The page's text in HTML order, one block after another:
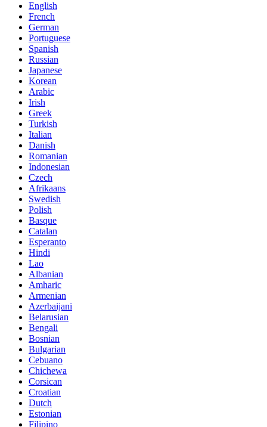
English
French
German
Portuguese
Spanish
Russian
Japanese
Korean
Arabic
Irish
Greek
Turkish
Italian
Danish
Romanian
Indonesian
Czech
Afrikaans
Swedish
Polish
Basque
Catalan
Esperanto
Hindi
Lao
Albanian
Amharic
Armenian
Azerbaijani
Belarusian
Bengali
Bosnian
Bulgarian
Cebuano
Chichewa
Corsican
Croatian
Dutch
Estonian
Filipino